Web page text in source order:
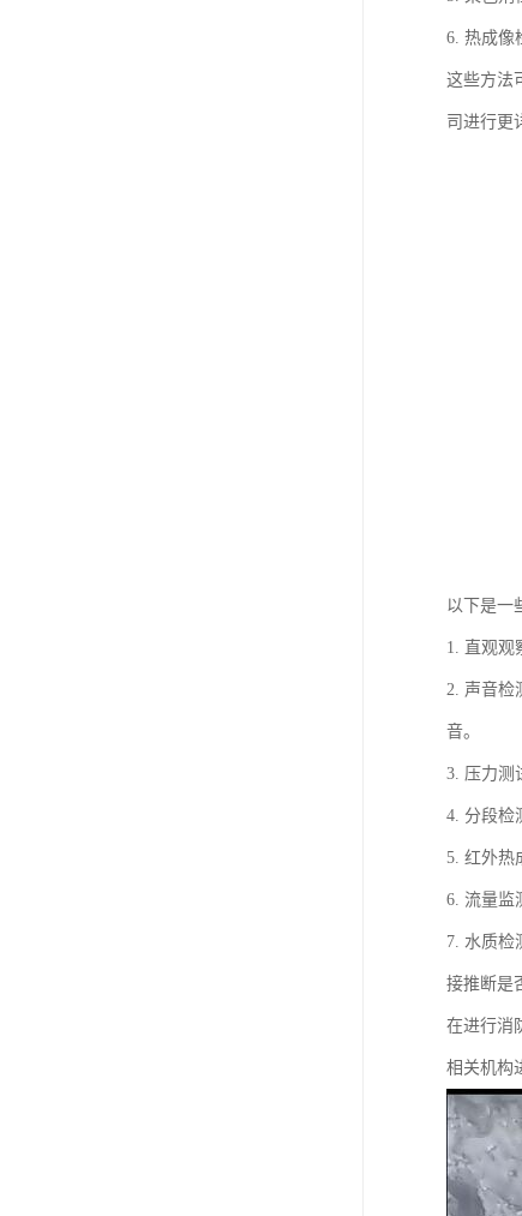
6. 热成像
这些方法
司进行更
以下是一
1. 直观观
2. 声音检
音。
3. 压力测
4. 分段检
5. 红外热
6. 流量监
7. 水质检
接推断是
在进行消
相关机构